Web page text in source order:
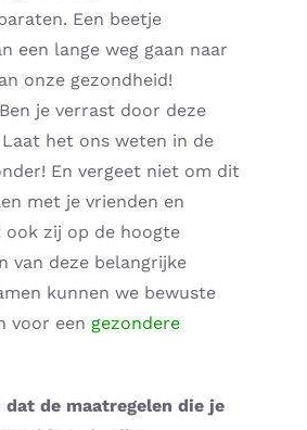
Een beetje
een lange weg gaan naar
onze gezondheid!
je verrast door deze
het ons weten in de
En vergeet niet om dit
met je vrienden en
ook zij op de hoogte
van deze belangrijke
kunnen we bewuste
voor een gezondere
de maatregelen die je